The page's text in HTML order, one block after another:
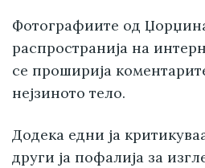
Фотографиите од
распространија на
се проширија
нејзиното тело.
Додека едни ја
други ја пофалија за